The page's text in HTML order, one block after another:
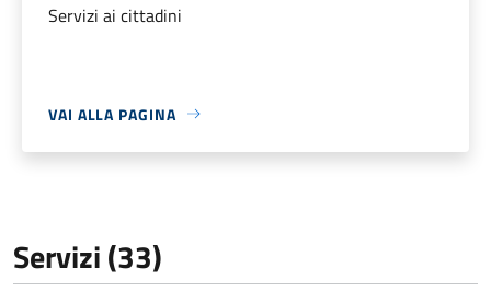
Servizi ai cittadini
VAI ALLA PAGINA
Servizi (33)